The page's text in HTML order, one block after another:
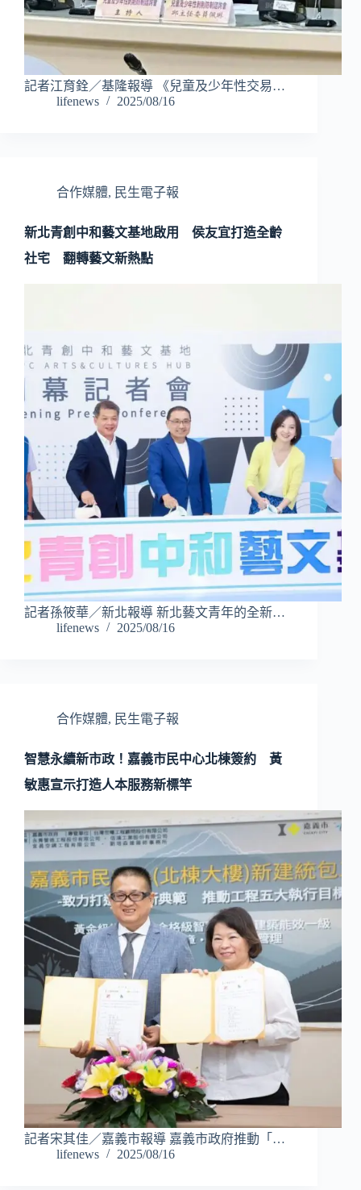
記者江育銓／基隆報導 《兒童及少年性交易…
lifenews
2025/08/16
合作媒體, 民生電子報
新北青創中和藝文基地啟用 侯友宜打造全齡
社宅 翻轉藝文新熱點
記者孫筱華／新北報導 新北藝文青年的全新…
lifenews
2025/08/16
合作媒體, 民生電子報
智慧永續新市政！嘉義市民中心北棟簽約 黃
敏惠宣示打造人本服務新標竿
記者宋其佳／嘉義市報導 嘉義市政府推動「…
lifenews
2025/08/16